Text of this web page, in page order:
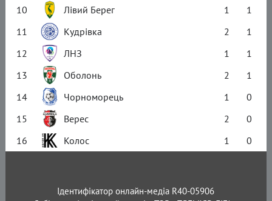
10
Лівий Берег 1
1
11
Кудрівка 2
1
12
ЛНЗ 1
1
13
Оболонь 2
1
14
Чорноморець 1
0
15
Верес 2
0
16
Колос 1 0
Ідентифікатор онлайн-медіа R40-05906